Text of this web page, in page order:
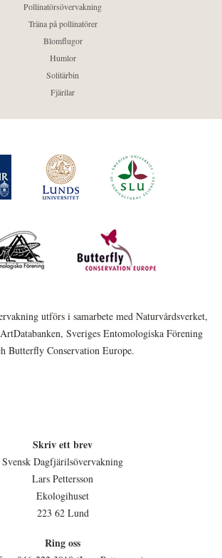
Pollinatörsövervakning
Träna på pollinatörer
Blomflugor
Humlor
Solitärbin
Fjärilar
utförs i samarbete med Naturvårdsverket,
Sveriges Entomologiska Förening
Butterfly Conservation Europe.
Skriv ett brev
Svensk Dagfjärilsövervakning
Lars Pettersson
Ekologihuset
223 62 Lund
Ring oss